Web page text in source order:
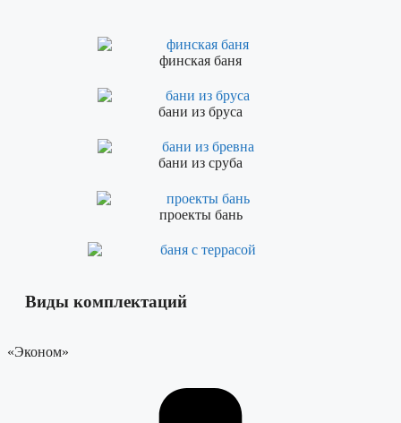
финская баня
бани из бруса
бани из сруба
проекты бань
Виды комплектаций
«Эконом»